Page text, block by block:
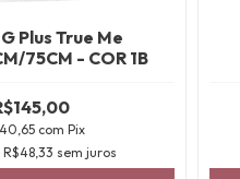
Plus True Me
75CM - COR 1B
com Pix
R$48,33 sem juros